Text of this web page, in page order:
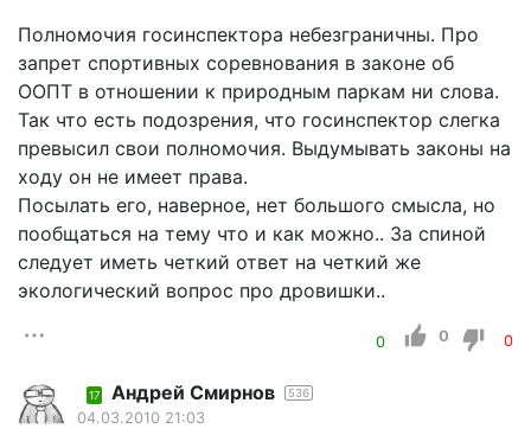
Полномочия госинспектора небезграничны. Про
запрет спортивных соревнования в законе об
ООПТ в отношении к природным паркам ни слова.
Так что есть подозрения, что госинспектор слегка
превысил свои полномочия. Выдумывать законы на
ходу он не имеет права.
Посылать его, наверное, нет большого смысла, но
пообщаться на тему что и как можно.. За спиной
следует иметь четкий ответ на четкий же
экологический вопрос про дровишки..
0 0 0
17 Андрей Смирнов 536
04.03.2010 21:03